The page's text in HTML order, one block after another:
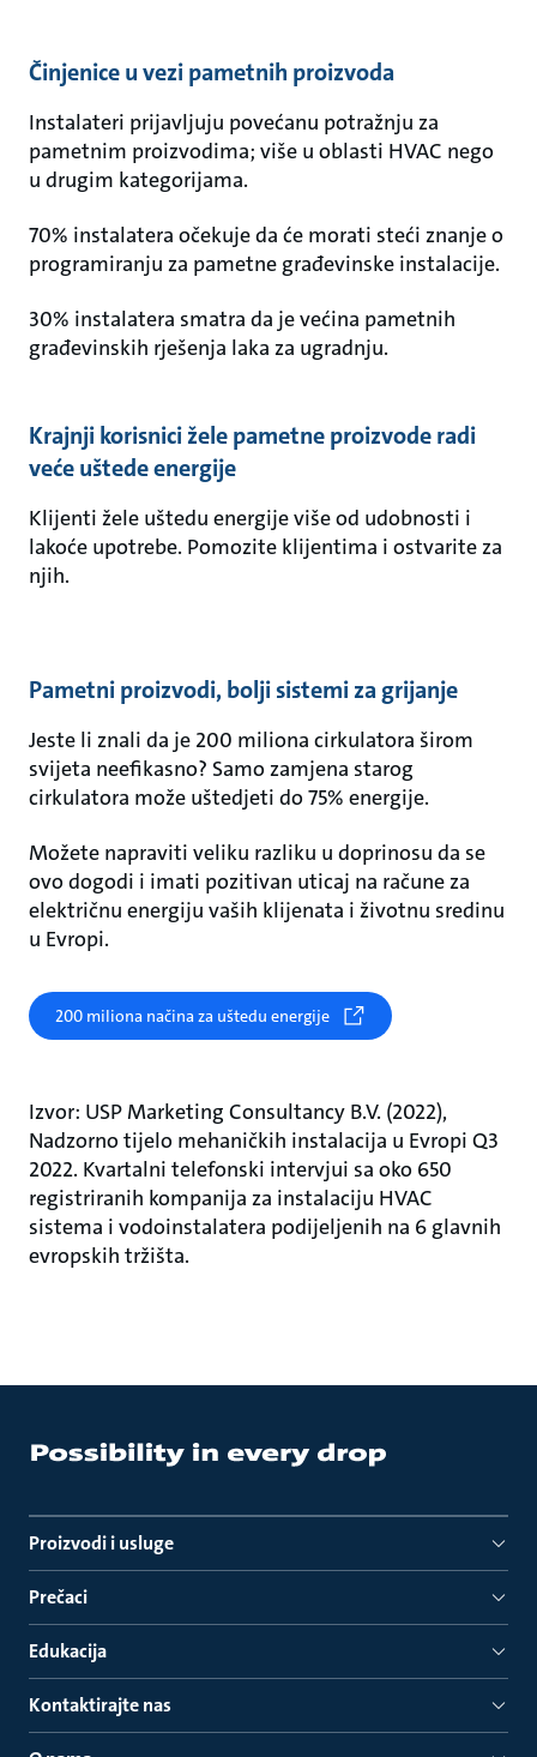
Činjenice u vezi pametnih proizvoda
Instalateri prijavljuju povećanu potražnju za
pametnim proizvodima; više u oblasti HVAC nego
u drugim kategorijama.
70% instalatera očekuje da će morati steći znanje o
programiranju za pametne građevinske instalacije.
30% instalatera smatra da je većina pametnih
građevinskih rješenja laka za ugradnju.
Krajnji korisnici žele pametne proizvode radi
veće uštede energije
Klijenti žele uštedu energije više od udobnosti i
lakoće upotrebe. Pomozite klijentima i ostvarite za
njih.
Pametni proizvodi, bolji sistemi za grijanje
Jeste li znali da je 200 miliona cirkulatora širom
svijeta neefikasno? Samo zamjena starog
cirkulatora može uštedjeti do 75% energije.
Možete napraviti veliku razliku u doprinosu da se
ovo dogodi i imati pozitivan uticaj na račune za
električnu energiju vaših klijenata i životnu sredinu
u Evropi.
200 miliona načina za uštedu energije
Izvor: USP Marketing Consultancy B.V. (2022),
Nadzorno tijelo mehaničkih instalacija u Evropi Q3
2022. Kvartalni telefonski intervjui sa oko 650
registriranih kompanija za instalaciju HVAC
sistema i vodoinstalatera podijeljenih na 6 glavnih
evropskih tržišta.
Proizvodi i usluge
Prečaci
Edukacija
Kontaktirajte nas